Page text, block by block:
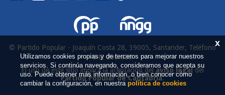
© Partido Popular - Joaquín Costa 28, 39005, Santander, Teléfono
942 290 000
El uso de este sitio implica la aceptación delaviso legaldel
Partido Popular de Cantabria.
x
Utilizamos cookies propias y de terceros para mejorar nuestros
servicios. Si continúa navegando, consideramos que acepta su
uso. Puede obtener más información, o bien conocer cómo
cambiar la configuración, en nuestra política de cookies